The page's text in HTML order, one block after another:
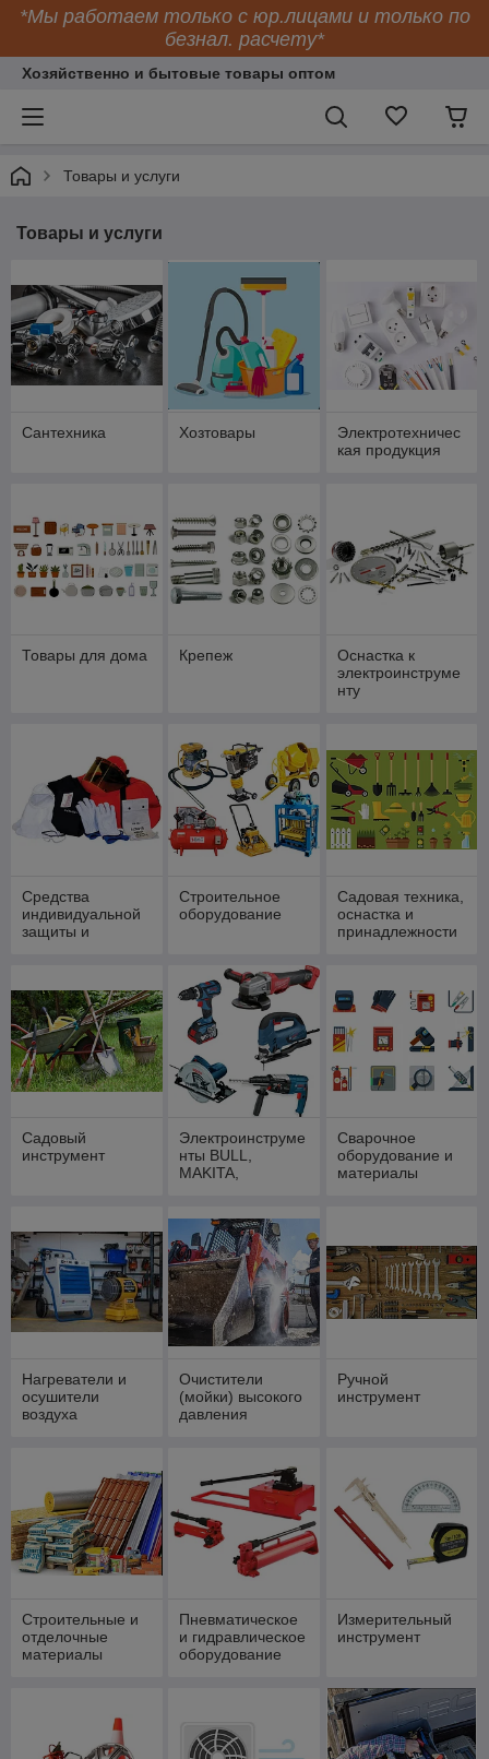
*Мы работаем только с юр.лицами и только по
безнал. расчету*
Хозяйственно и бытовые товары оптом
Товары и услуги
Товары и услуги
Сантехника Хозтовары
Электротехничес
кая продукция
Товары для дома Крепеж
Оснастка к
электроинструме
нту
Средства
индивидуальной
защиты и
Строительное
оборудование
Садовая техника,
оснастка и
принадлежности
Садовый
инструмент
Электроинструме
нты BULL,
MAKITA,
Сварочное
оборудование и
материалы
Нагреватели и
осушители
воздуха
Очистители
(мойки) высокого
давления
Ручной
инструмент
Строительные и
отделочные
материалы
Пневматическое
и гидравлическое
оборудование
Измерительный
инструмент